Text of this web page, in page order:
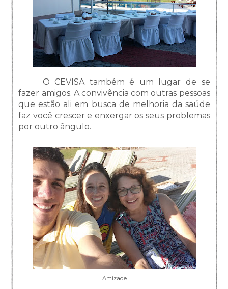
O CEVISA também é um lugar de se
fazer amigos. A convivência com outras pessoas
que estão ali em busca de melhoria da saúde
faz você crescer e enxergar os seus problemas
por outro ângulo.
Amizade